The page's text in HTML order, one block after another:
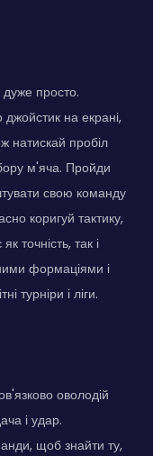
просто.
джойстик на екрані,
натискай пробіл
м'яча. Пройди
свою команду
коригуй тактику,
точність, так і
формаціями і
турніри і ліги.
оволодій
і удар.
щоб знайти ту,